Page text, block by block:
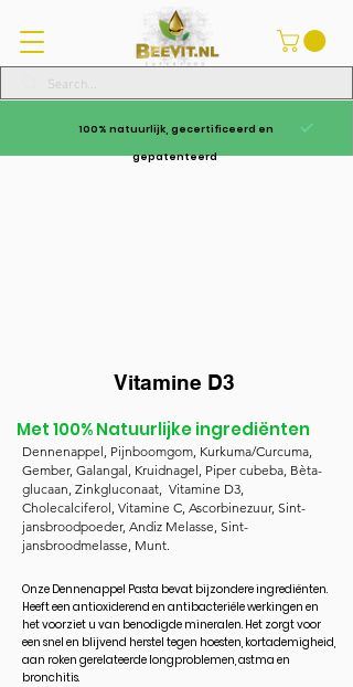
100% natuurlijk, gecertificeerd en
gepatenteerd
Vitamine D3
Met 100% Natuurlijke ingrediënten
Dennenappel, Pijnboomgom, Kurkuma/Curcuma,
Gember, Galangal, Kruidnagel, Piper cubeba, Bèta-
glucaan, Zinkgluconaat, Vitamine D3,
Cholecalciferol, Vitamine C, Ascorbinezuur, Sint-
jansbroodpoeder, Andiz Melasse, Sint-
jansbroodmelasse, Munt.
Onze Dennenappel Pasta bevat bijzondere ingrediënten.
Heeft een antioxiderend en antibacteriële werkingen en
het voorziet u van benodigde mineralen. Het zorgt voor
een snel en blijvend herstel tegen hoesten, kortademigheid,
aan roken gerelateerde longproblemen, astma en
bronchitis.